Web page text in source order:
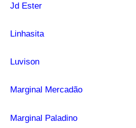
Jd Ester
Linhasita
Luvison
Marginal Mercadão
Marginal Paladino